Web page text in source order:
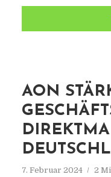
AON
7. Februar 2024 2